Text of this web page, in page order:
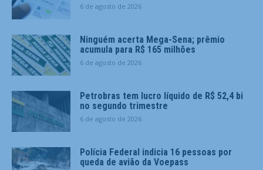
6 de agosto de 2026
Ninguém acerta Mega-Sena; prêmio
acumula para R$ 165 milhões
6 de agosto de 2026
Petrobras tem lucro líquido de R$ 52,4 bi
no segundo trimestre
6 de agosto de 2026
Polícia Federal indicia 16 pessoas por
queda de avião da Voepass